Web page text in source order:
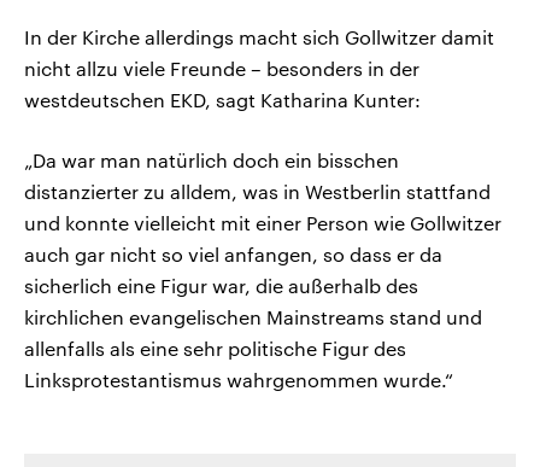
In der Kirche allerdings macht sich Gollwitzer damit
nicht allzu viele Freunde – besonders in der
westdeutschen EKD, sagt Katharina Kunter:
„Da war man natürlich doch ein bisschen
distanzierter zu alldem, was in Westberlin stattfand
und konnte vielleicht mit einer Person wie Gollwitzer
auch gar nicht so viel anfangen, so dass er da
sicherlich eine Figur war, die außerhalb des
kirchlichen evangelischen Mainstreams stand und
allenfalls als eine sehr politische Figur des
Linksprotestantismus wahrgenommen wurde.“